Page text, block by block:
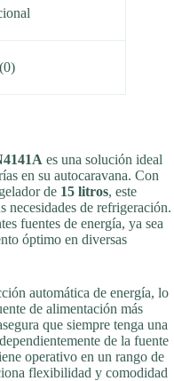
es una solución ideal
en su autocaravana. Con
de 15 litros, este
necesidades de refrigeración.
fuentes de energía, ya sea
óptimo en diversas
automática de energía, lo
de alimentación más
que siempre tenga una
de la fuente
operativo en un rango de
flexibilidad y comodidad